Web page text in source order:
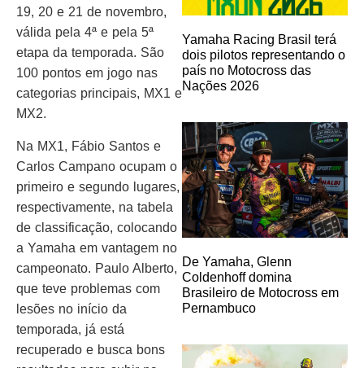
19, 20 e 21 de novembro,
válida pela 4ª e pela 5ª
etapa da temporada. São
100 pontos em jogo nas
categorias principais, MX1 e
MX2.
Na MX1, Fábio Santos e
Carlos Campano ocupam o
primeiro e segundo lugares,
respectivamente, na tabela
de classificação, colocando
a Yamaha em vantagem no
campeonato. Paulo Alberto,
que teve problemas com
lesões no início da
temporada, já está
recuperado e busca bons
Yamaha Racing Brasil terá
dois pilotos representando o
país no Motocross das
Nações 2026
De Yamaha, Glenn
Coldenhoff domina
Brasileiro de Motocross em
Pernambuco